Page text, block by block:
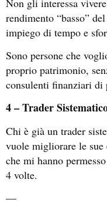
rendimento “basso”
impiego di tempo e
Sono persone che
proprio patrimonio,
consulenti finanziari di
4 – Trader
Chi è già un trader
vuole migliorare le sue
che mi hanno
4 volte.
—